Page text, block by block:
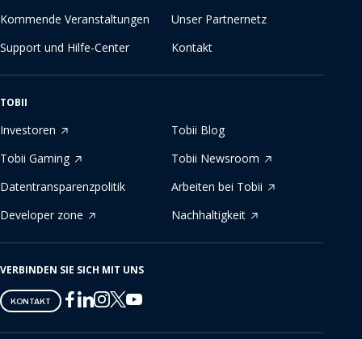
Kommende Veranstaltungen
Unser Partnernetz
Support und Hilfe-Center
Kontakt
TOBII
Investoren
Tobii Blog
Tobii Gaming
Tobii Newsroom
Datentransparenzpolitik
Arbeiten bei Tobii
Developer zone
Nachhaltigkeit
VERBINDEN SIE SICH MIT UNS
KONTAKT
Tobii
on
Facebook
Tobii
on
Linkedin
Tobii
on
Instagram
Tobii
on
Twitter
Tobii
on
Youtube